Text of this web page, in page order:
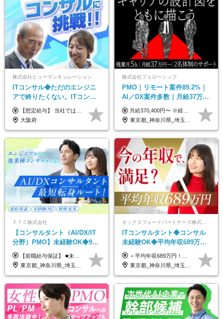
株式会社ヒューマンキュレーション
ITコンサル◆ただのエンジニ
アで終りたくない。ITコンサ
ル・PMに挑戦出来る！成長中
の次世代IT企業
【想定給与】 当社では、すべてのプロジェクトで受注単価を完全開示。 給与はその単価に連動し、還元率は80％以上を保証しています。 経験・スキル・貢献度に応じて報酬を正当に評価し、前職年収の保証も行っています。 ■正社員 月給35万円以上＋賞与年2回（みなし残業20h分含む） ◇試用期間は3ヶ月（期間中の待遇に変更なし） ◇みなし残業は案件先によって異なります。詳細は面談にてご説明致します。 ※経験・スキルを考慮し優遇 年収例： ・29歳女性／年収700万円（開発→上流転向） ・38歳男性／年収1,100万円（PMO・マネジメント） ・47歳男性／年収1,300万円（ITコンサル・高裁量案件）
大阪府
株式会社フェローシップ
PMO｜リモート案件89.2%｜
AI／DX案件多数｜月給37万円
～｜300万円の年収UP事例有
｜PMO経験不問
月給370,400円〜 ※経験やスキルを考慮し、決定いたします ※上記金額には固定残業代（30時間分/70,400円～）を含みます。超過分は別途全額支給いたします ※試用期間6カ月あり（期間中の給与・待遇に差異はありません） ★想定年収4,444,800円～ ★50万円～300万円の年収UP事例があります！
東京都_神奈川県_埼玉県_千葉県
ＦＴＣ株式会社
【コンサルタント（AI/DX/IT
分野）PMO】未経験OK◆9期
連続大幅増益！AI企業へ進化
中◆ポジション多数
【前職給与保証】 ■未経験者： 月給30万円～35万円 ■ローキャリア（経験目安1年程度）： 月給35万円～40万円 ■経験者（経験目安3年以上）： 月給40万円～60万円 ■即戦力（経験目安5年以上）： 月給45万円～80万円 ※上記金額には固定残業代30時間分 【未経験者5万5000円～7万3000円、 ローキャリア6万4000円～7万3000円、 経験者5万8000円～10万9000円、 即戦力8万2000円～14万5000円】を含みます。 ※30時間を超える場合は追加で全額支給します。 ※経験・能力・前職給与などを総合的に評価したうえでご納得いただけるよう個別決定。 未経験者の場合、前職給与とポテンシャルを査定のうえ決定いたします。 ※日本国内でのIT業界経験、または同等の実務経験と能力に応じて決定します。 ※前職給与は日本円かつ、日本国内での実績に基づき評価します。 【納得の評価システム】 ★クォーター毎に査定する評価制度導入！ 明確な評価基準で翌年度年収を上げましょう！ ★評価対象期間に在籍中のほとんどの社員が昇給し 年収アップを実現しています！ ★様々なインセンティブ制度を用意し多角的に正当評価しています！ ※試用期間6カ月（期間中の待遇等に差異なし）
東京都_神奈川県_埼玉県_千葉県
ITコンサルタント◆コンサル
未経験OK◆平均年収689万円
◆業界屈指の営業力でサポー
ト◆フルリモート可
＜平均年収689万円！！＞ ☆前給保証以上☆案件待機期間も給与保証あり☆ 月給40万円～150万円（固定残業代含む） ※経験や能力を考慮し決定します ※試用期間6ヶ月あり。条件や待遇に差異はありません ※上記には固定残業代（30時間分／7万6000円～）が含まれています。 ※超過分は時間外手当を別途支給。 【実際の給与例】 野原さん（35歳）※前職年収480万円 （Java／C#エンジニア ⇒ 業務系システム開発 ⇒ 要件定義・業務分析 ⇒ ITコンサル案件へ参画） ▼620万円（入社初年度） ・Web系業務システム開発（Java、C#） ・ 顧客折衝や開発チームとの調整 ・ 既存システムの改修・機能追加案件に従事 ▼780万円（入社2年目） ・ 金融機関向け業務系システムの要件定義・設計補助 ・ 開発チームと連携した業務分析・課題整理 ・小規模PMO支援案件への参画 ▼1,090万円（入社3年目） ・ 大手企業向けIT戦略・業務改革プロジェクトに参画 ・コンサルタントとして要件定義・業務改善提案・ベンダー調整を担当 ・ PMO／部分的PM業務も兼務し、上流工程での裁量を拡大
東京都_神奈川県_埼玉県_千葉県_大阪府_愛知県_北海道_青森県_岩手県_宮城県_秋田県_山形県_福島県_茨城県_栃木県_群馬県_新潟県_山梨県_長野県_富山県_石川県_福井県_静岡県_岐阜県_三重県_兵庫県_京都府_滋賀県_奈良県_和歌山県_広島県_岡山県_鳥取県_島根県_山口県_徳島県_香川県_愛媛県_高知県_福岡県_熊本県_佐賀県_長崎県_大分県_宮崎県_鹿児島県_沖縄県